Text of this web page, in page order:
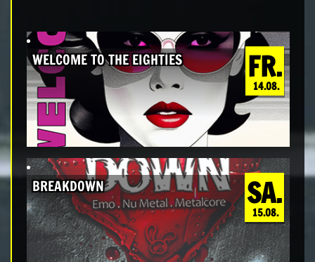
FR.
14.08.
WELCOME TO THE EIGHTIES
SA.
15.08.
BREAKDOWN